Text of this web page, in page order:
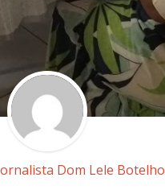
Dom Lele Botelho